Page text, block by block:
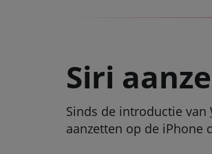
Siri
Sinds de introductie van
aanzetten op de iPhone